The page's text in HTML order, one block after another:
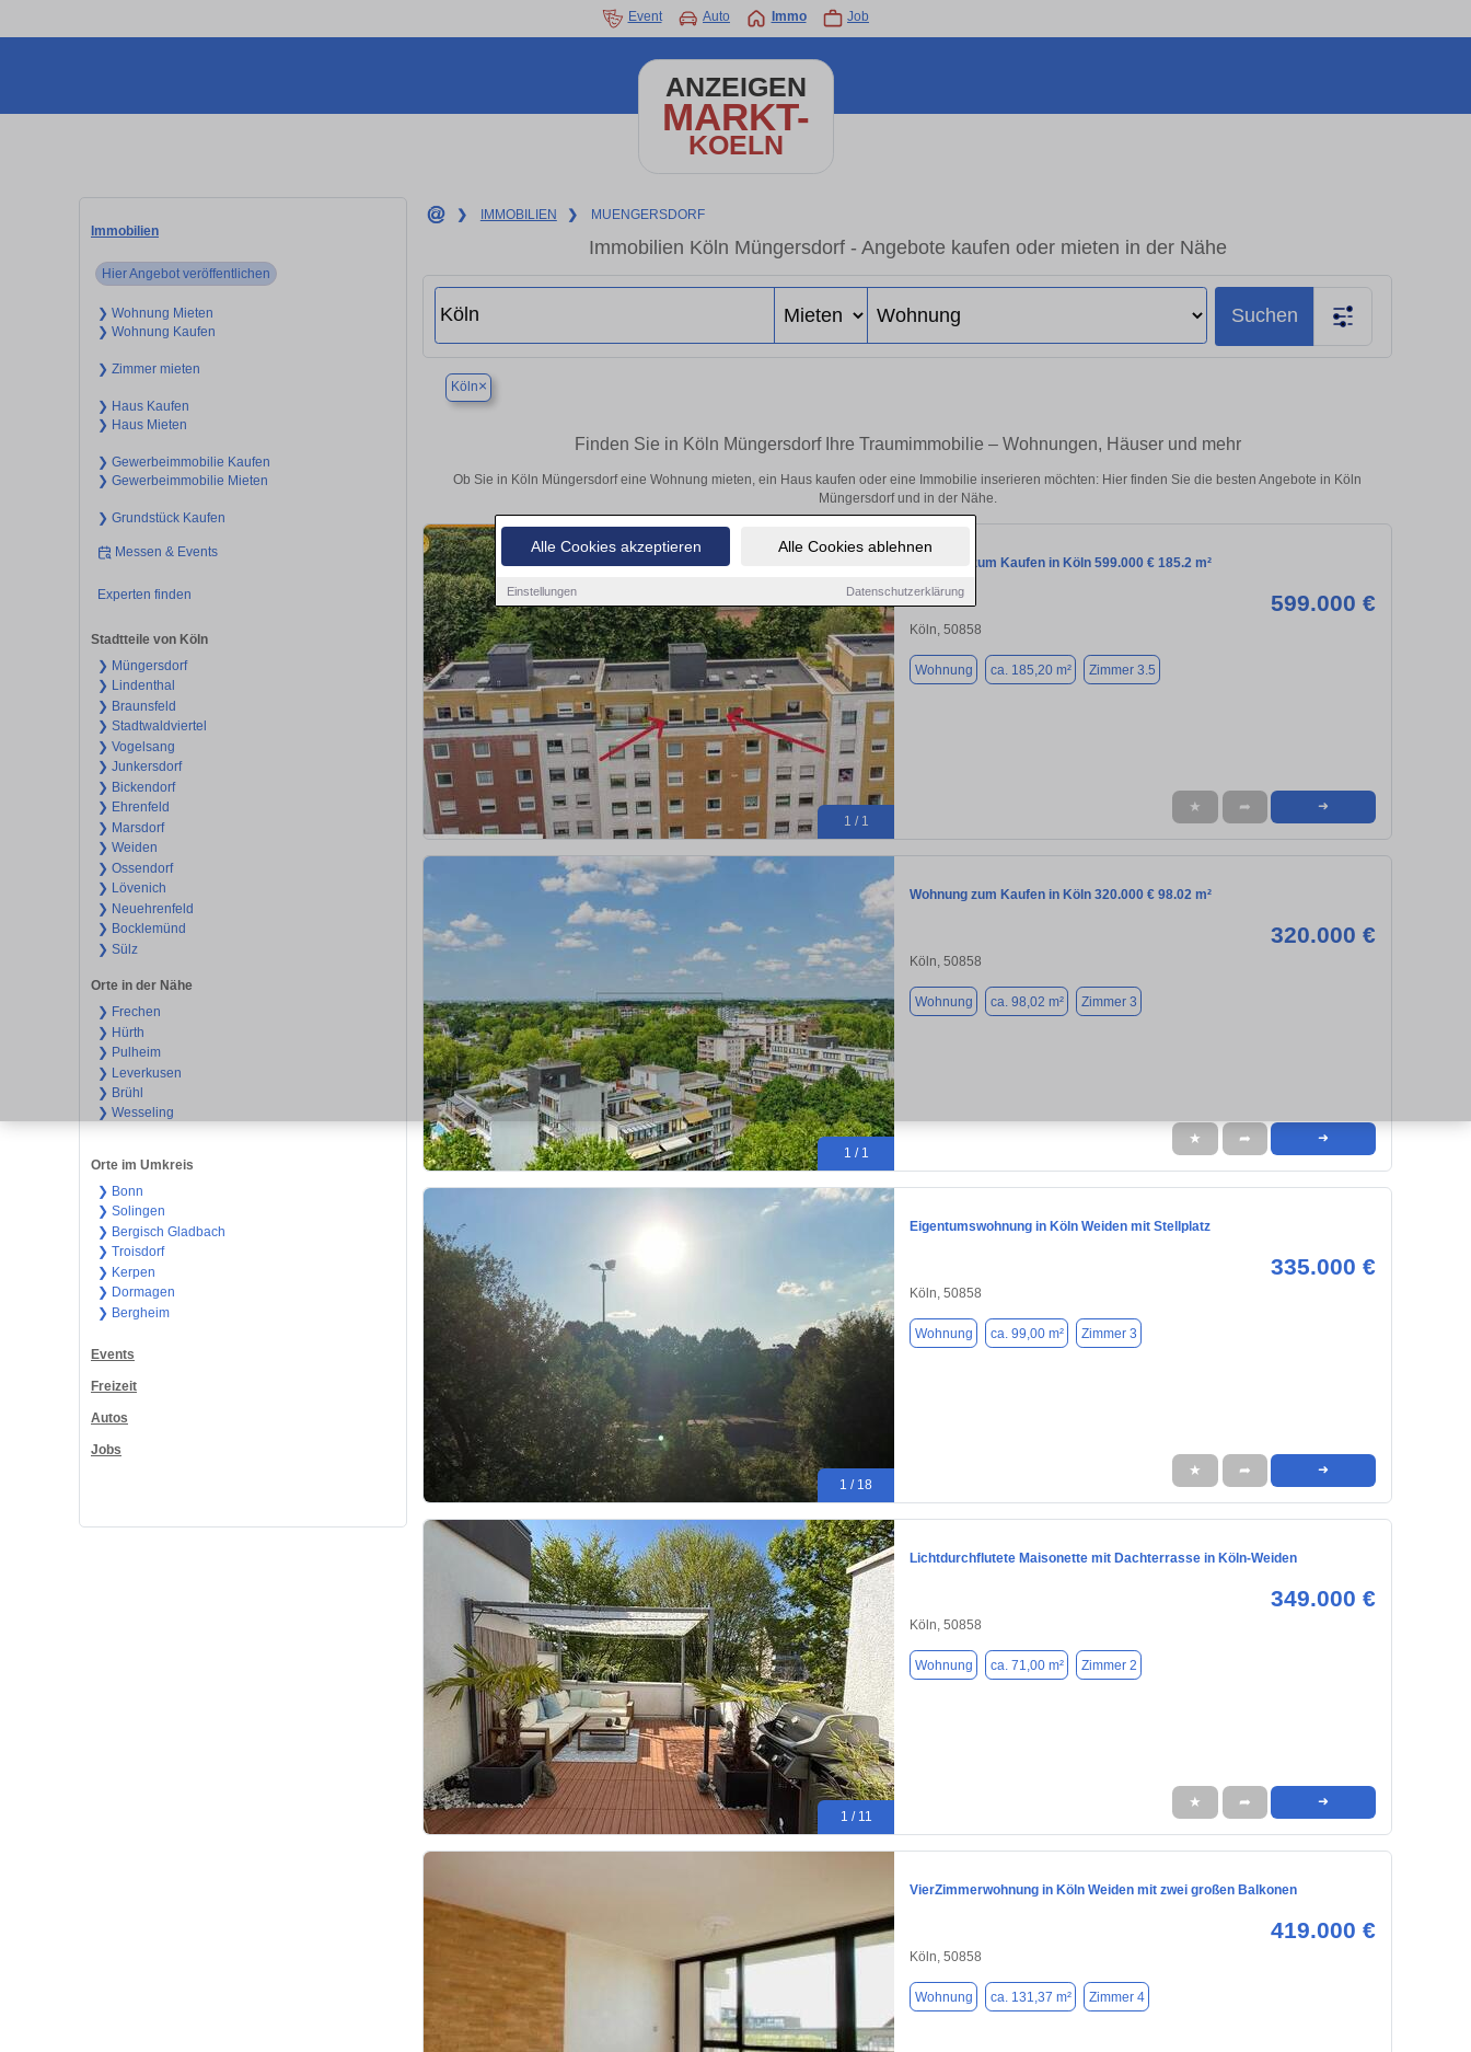
Alle Cookies akzeptieren Alle Cookies ablehnen
Einstellungen Datenschutzerklärung
Event Auto Immo Job
ANZEIGEN
MARKT-
KOELN
Immobilien
Hier Angebot veröffentlichen
❯ Wohnung Mieten
❯ Wohnung Kaufen
❯ Zimmer mieten
❯ Haus Kaufen
❯ Haus Mieten
❯ Gewerbeimmobilie Kaufen
❯ Gewerbeimmobilie Mieten
❯ Grundstück Kaufen
Messen & Events
Experten finden
Stadtteile von Köln
❯ Müngersdorf
❯ Lindenthal
❯ Braunsfeld
❯ Stadtwaldviertel
❯ Vogelsang
❯ Junkersdorf
❯ Bickendorf
❯ Ehrenfeld
❯ Marsdorf
❯ Weiden
❯ Ossendorf
❯ Lövenich
❯ Neuehrenfeld
❯ Bocklemünd
❯ Sülz
Orte in der Nähe
❯ Frechen
❯ Hürth
❯ Pulheim
❯ Leverkusen
❯ Brühl
❯ Wesseling
Orte im Umkreis
❯ Bonn
❯ Solingen
❯ Bergisch Gladbach
❯ Troisdorf
❯ Kerpen
❯ Dormagen
❯ Bergheim
Events
Freizeit
Autos
Jobs
❯ IMMOBILIEN ❯ MUENGERSDORF
Immobilien Köln Müngersdorf - Angebote kaufen oder mieten in der Nähe
Suchen
Köln×
Finden Sie in Köln Müngersdorf Ihre Traumimmobilie – Wohnungen, Häuser und mehr
Ob Sie in Köln Müngersdorf eine Wohnung mieten, ein Haus kaufen oder eine Immobilie inserieren möchten: Hier finden Sie die besten Angebote in Köln
Müngersdorf und in der Nähe.
1 / 1
Wohnung zum Kaufen in Köln 599.000 € 185.2 m²
599.000 €
Köln, 50858
Wohnung ca. 185,20 m² Zimmer 3.5
★ ➦ ➜
1 / 1
Wohnung zum Kaufen in Köln 320.000 € 98.02 m²
320.000 €
Köln, 50858
Wohnung ca. 98,02 m² Zimmer 3
★ ➦ ➜
1 / 18
Eigentumswohnung in Köln Weiden mit Stellplatz
335.000 €
Köln, 50858
Wohnung ca. 99,00 m² Zimmer 3
★ ➦ ➜
1 / 11
Lichtdurchflutete Maisonette mit Dachterrasse in Köln-Weiden
349.000 €
Köln, 50858
Wohnung ca. 71,00 m² Zimmer 2
★ ➦ ➜
VierZimmerwohnung in Köln Weiden mit zwei großen Balkonen
419.000 €
Köln, 50858
Wohnung ca. 131,37 m² Zimmer 4